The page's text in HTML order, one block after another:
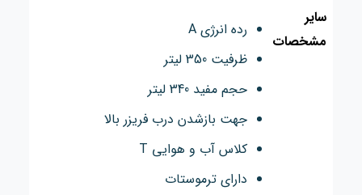
سایر
مشخصات
رده انرژی A
ظرفیت 350 لیتر
حجم مفید 340 لیتر
جهت بازشدن درب فریزر بالا
کلاس آب و هوایی T
دارای ترموستات